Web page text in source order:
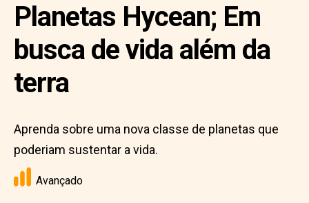
Planetas Hycean; Em
busca de vida além da
terra
Aprenda sobre uma nova classe de planetas que
poderiam sustentar a vida.
Avançado